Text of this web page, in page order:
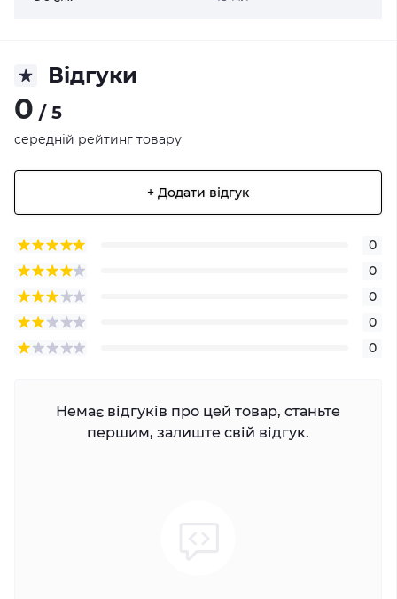
Відгуки
0 / 5
середній рейтинг товару
+ Додати відгук
0
0
0
0
0
Немає відгуків про цей товар, станьте
першим, залиште свій відгук.